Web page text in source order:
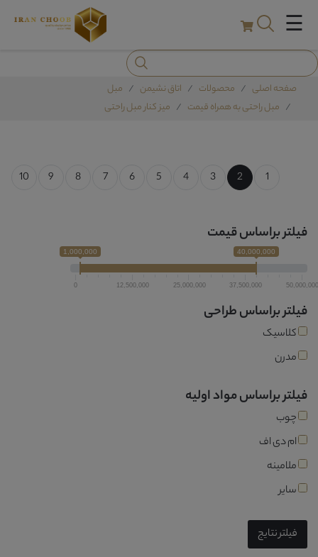
☰
صفحه اصلی محصولات اتاق نشیمن
مبل
مبل راحتی به همراه قیمت
میز کنار مبل راحتی
فیلتر براساس قیمت
1,000,000 40,000,000
0 12,500,000 25,000,000 37,500,000 50,000,000
فیلتر براساس طراحی
کلاسیک
مدرن
فیلتر براساس مواد اولیه
چوب
ام دی اف
ملامینه
سایر
فیلتر نتایج
1
2
3
4
5
6
7
8
9
10